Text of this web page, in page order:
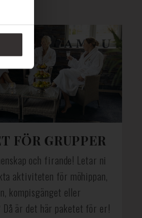
FÖR GRUPPER
och firande! Letar ni
aktiviteten för möhippan,
kompisgänget eller
är det här paketet för er!